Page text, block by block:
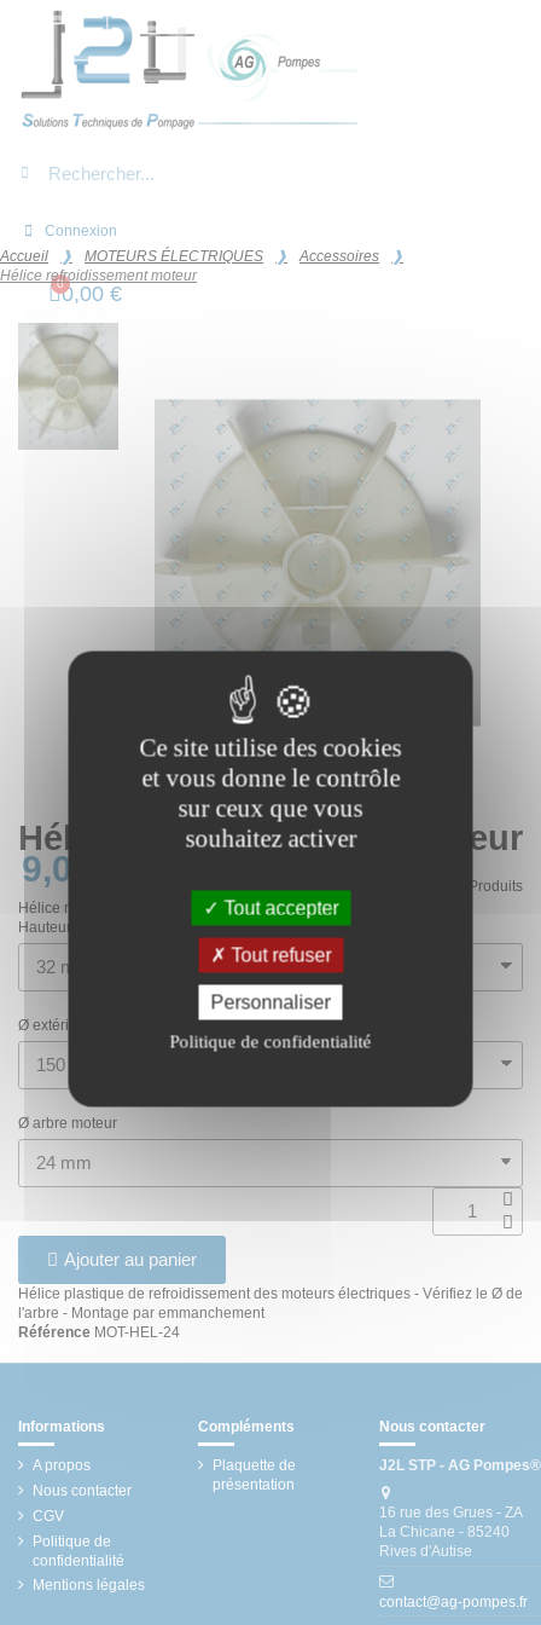
Connexion
0,00 €
Accueil MOTEURS ÉLECTRIQUES
Accessoires
Hélice refroidissement moteur
Hélice refroidissement moteur
9,00 €
2 Produits
Hélice refroidissement adaptable aux moteurs électriques
Hauteur (pales comprises)
Ø extérieur
Ø arbre moteur
Ajouter au panier
Hélice plastique de refroidissement des moteurs électriques - Vérifiez le Ø de
l'arbre - Montage par emmanchement
Référence MOT-HEL-24
Informations
A propos
Nous contacter
CGV
Politique de
confidentialité
Mentions légales
Compléments
Plaquette de
présentation
Nous contacter
J2L STP - AG Pompes®
16 rue des Grues - ZA
La Chicane - 85240
Rives d'Autise
contact@ag-pompes.fr
Panneau de gestion des cookies
Ce site utilise des cookies
et vous donne le contrôle
sur ceux que vous
souhaitez activer
Tout accepter
Tout refuser
Personnaliser
Politique de confidentialité